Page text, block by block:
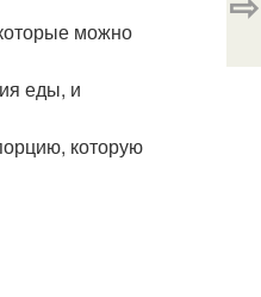
можно
еды, и
которую